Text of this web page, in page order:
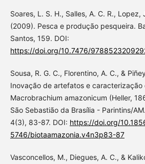
Soares, L. S. H., Salles, A. C. R., Lopez,
(2009). Pesca e produção pesqueira.
Santos, 159. DOI:
https://doi.org/10.7476/
Sousa, R. G. C., Florentino, A. C., &
Inovação de artefatos e
Macrobrachium amazonicum (Heller,
São Sebastião da Brasília - Parintins/
4(3), 83-87. DOI: https://doi.org/
5746/biotaamazonia.v4n3p83-87
Vasconcellos, M., Diegues, A. C., &